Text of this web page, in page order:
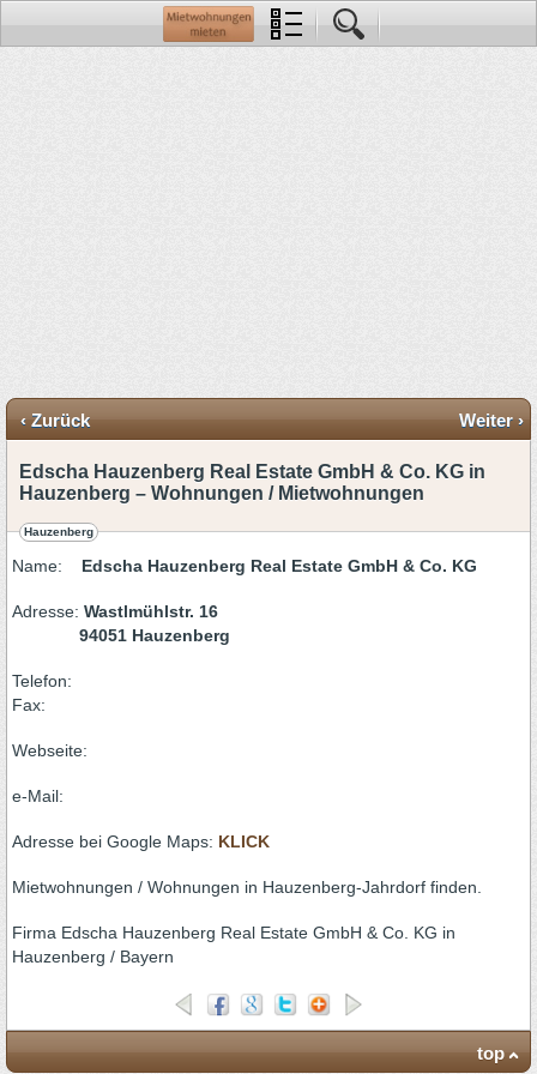
‹ Zurück Weiter ›
Edscha Hauzenberg Real Estate GmbH & Co. KG in
Hauzenberg – Wohnungen / Mietwohnungen
Hauzenberg
Name: Edscha Hauzenberg Real Estate GmbH & Co. KG
Adresse: Wastlmühlstr. 16
94051 Hauzenberg
Telefon:
Fax:
Webseite:
e-Mail:
Adresse bei Google Maps: KLICK
Mietwohnungen / Wohnungen in Hauzenberg-Jahrdorf finden.
Firma Edscha Hauzenberg Real Estate GmbH & Co. KG in
Hauzenberg / Bayern
top